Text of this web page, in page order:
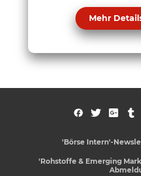
Mehr
'Börse Intern'-
'Rohstoffe & Emerging